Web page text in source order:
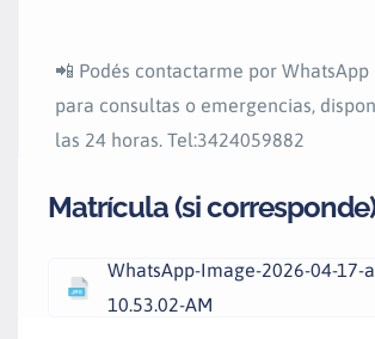
📲 Podés contactarme por WhatsApp
para consultas o emergencias,
las 24 horas. Tel:3424059882
Matrícula (si corresponde)
WhatsApp-Image-2026-04-17-
10.53.02-AM